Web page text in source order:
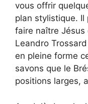
vous offrir
plan stylistique. Il
faire naître
Leandro
en pleine forme
savons que le
positions larges,